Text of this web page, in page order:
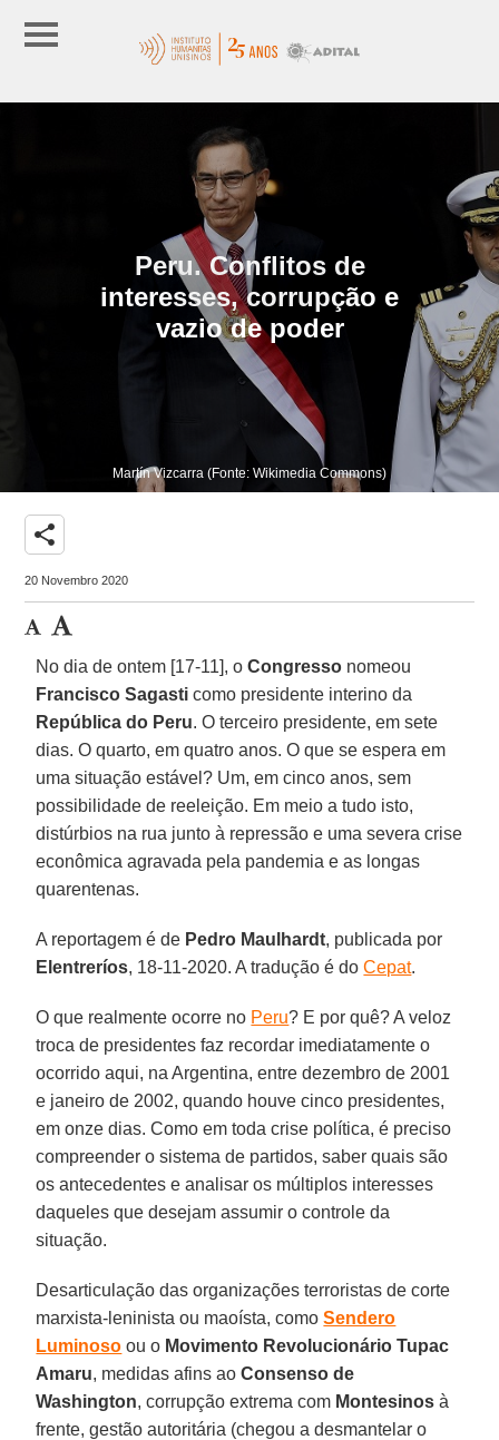
Peru. Conflitos de
interesses, corrupção e
vazio de poder
Martín Vizcarra (Fonte: Wikimedia Commons)
share
20 Novembro 2020
No dia de ontem [17-11], oCongresso nomeou
Francisco Sagasti como presidente interino da
República do Peru. O terceiro presidente, em sete
dias. O quarto, em quatro anos. O que se espera em
uma situação estável? Um, em cinco anos, sem
possibilidade de reeleição. Em meio a tudo isto,
distúrbios na rua junto à repressão e uma severa crise
econômica agravada pela pandemia e as longas
quarentenas.
A reportagem é de Pedro Maulhardt, publicada por
Elentreríos, 18-11-2020. A tradução é doCepat.
O que realmente ocorre no Peru? E por quê? A veloz
troca de presidentes faz recordar imediatamente o
ocorrido aqui, na Argentina, entre dezembro de 2001
e janeiro de 2002, quando houve cinco presidentes,
em onze dias. Como em toda crise política, é preciso
compreender o sistema de partidos, saber quais são
os antecedentes e analisar os múltiplos interesses
daqueles que desejam assumir o controle da
situação.
Desarticulação das organizações terroristas de corte
marxista-leninista ou maoísta, comoSendero
Luminoso ou o Movimento Revolucionário Tupac
Amaru, medidas afins aoConsenso de
Washington, corrupção extrema com Montesinos à
frente, gestão autoritária (chegou a desmantelar o